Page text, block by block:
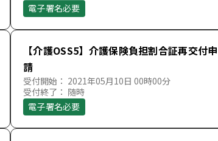
電子署名必要
【介護OSS5】介護保険負担割合証再交付申
請
受付開始： 2021年05月10日 00時00分
受付終了： 随時
電子署名必要